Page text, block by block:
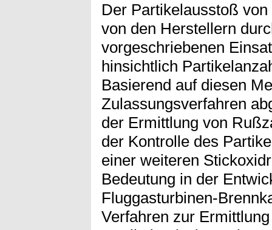
Der Partikelausstoß
von den Herstellern
vorgeschriebenen
hinsichtlich
Basierend auf diesen
Zulassungsverfahren
der Ermittlung von
der Kontrolle des
einer weiteren
Bedeutung in der
Fluggasturbinen-
Verfahren zur